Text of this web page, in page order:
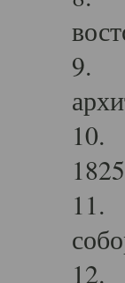
9.
10.
11.
12.